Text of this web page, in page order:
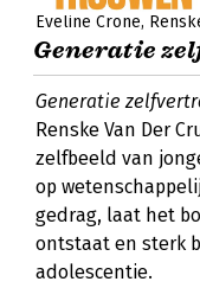
Eveline Crone
Generatie
Generatie
Renske Van Der
zelfbeeld van
op
gedrag, laat het
ontstaat en sterk
adolescentie.